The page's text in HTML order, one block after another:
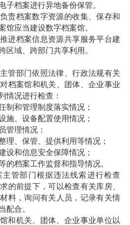
子档案进行异地备份保管。
责档案数字资源的收集、保存和
馆应当建设数字档案馆。
进档案信息资源共享服务平台建
区域、跨部门共享利用。
管部门依照法律、行政法规有关
档案馆和机关、团体、企业事业
情况进行检查：
制和管理制度落实情况；
施、设备配置使用情况；
管理情况；
理、保管、提供利用等情况；
设和信息安全保障情况；
的档案工作监督和指导情况。
管部门根据违法线索进行检查
的前提下，可以检查有关库房、
料，询问有关人员，记录有关情
配合。
和机关、团体、企业事业单位以